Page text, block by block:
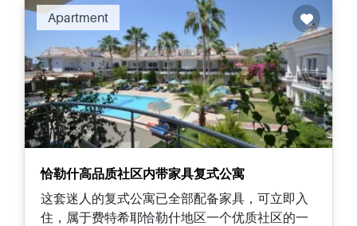
Apartment
恰勒什高品质社区内带家具复式公寓
这套迷人的复式公寓已全部配备家具，可立即入
住，属于费特希耶恰勒什地区一个优质社区的一